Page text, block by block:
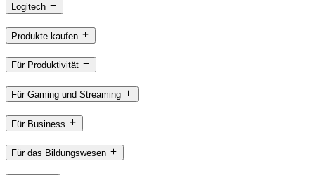
Logitech
Produkte kaufen
Für Produktivität
Für Gaming und Streaming
Für Business
Für das Bildungswesen